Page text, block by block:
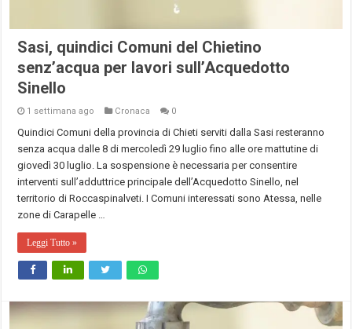
Sasi, quindici Comuni del Chietino
senz’acqua per lavori sull’Acquedotto
Sinello
1 settimana ago Cronaca 0
Quindici Comuni della provincia di Chieti serviti dalla Sasi resteranno
senza acqua dalle 8 di mercoledì 29 luglio fino alle ore mattutine di
giovedì 30 luglio. La sospensione è necessaria per consentire
interventi sull’adduttrice principale dell’Acquedotto Sinello, nel
territorio di Roccaspinalveti. I Comuni interessati sono Atessa, nelle
zone di Carapelle …
Leggi Tutto »